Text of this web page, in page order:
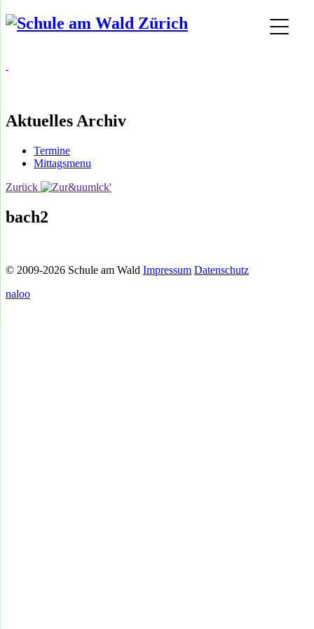
Aktuelles Archiv
Termine
Mittagsmenu
Zurück
bach2
© 2009-2026 Schule am Wald Impressum Datenschutz
naloo